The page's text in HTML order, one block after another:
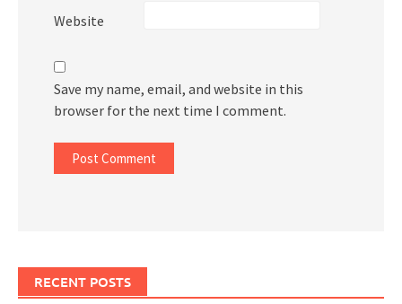
Website
Save my name, email, and website in this
browser for the next time I comment.
RECENT POSTS